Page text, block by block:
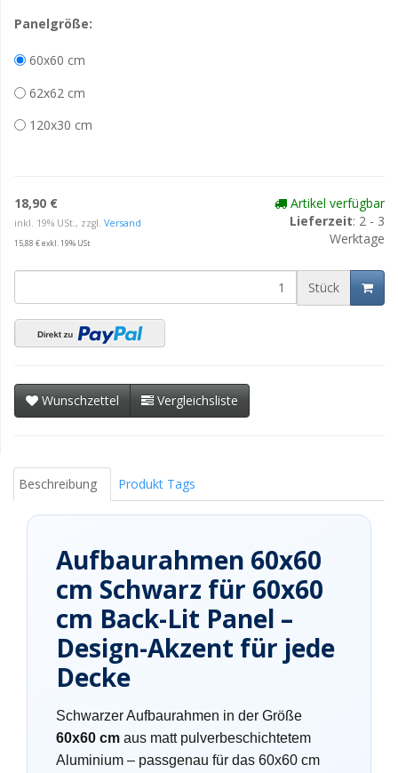
Panelgröße:
60x60 cm
62x62 cm
120x30 cm
18,90 €
inkl. 19% USt., zzgl. Versand
15,88 € exkl. 19% USt
Artikel verfügbar
Lieferzeit: 2 - 3
Werktage
Stück
Wunschzettel Vergleichsliste
Beschreibung Produkt Tags
Aufbaurahmen 60x60
cm Schwarz für 60x60
cm Back-Lit Panel –
Design-Akzent für jede
Decke
Schwarzer Aufbaurahmen in der Größe
60x60 cm aus matt pulverbeschichtetem
Aluminium – passgenau für das 60x60 cm